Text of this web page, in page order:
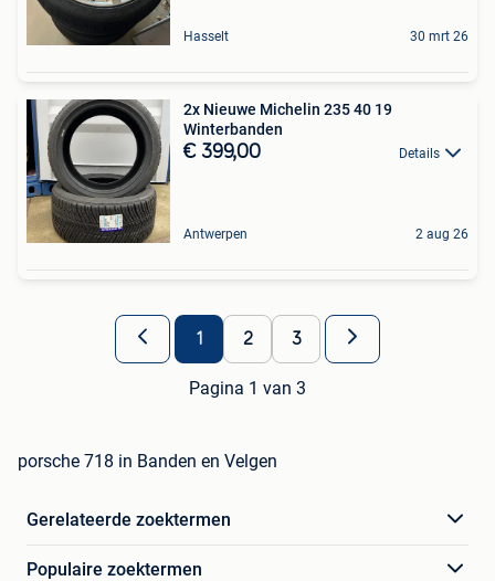
Hasselt 30 mrt 26
2x Nieuwe Michelin 235 40 19
Winterbanden
€ 399,00 Details
Antwerpen 2 aug 26
1 2 3
Pagina 1 van 3
porsche 718 in Banden en Velgen
Gerelateerde zoektermen
Populaire zoektermen